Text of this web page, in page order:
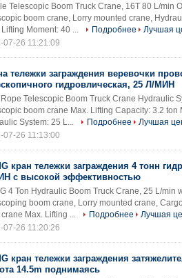
Telescopic Boom Truck Crane, 16T 80 L/min
boom crane, Lorry mounted crane,
Lifting Moment: 40 ...
Подробнее
Лучшая
07-26 11:21:09
тележки заграждения веревочки
гидровлическая, 25 Л/МИН
Telescopic Boom Truck Crane Hydraulic
boom crane Max. Lifting Capacity: 3.2 ton
System: 25 L...
Подробнее
Лучшая
07-26 11:13:00
кран тележки заграждения 4 тонн
с высокой эффективностью
4 Ton Hydraulic Boom Truck Crane, 25 L/min
boom crane, Lorry mounted crane,
Max. Lifting ...
Подробнее
Лучшая
07-26 11:20:26
кран тележки заграждения
14.5m поднимаясь